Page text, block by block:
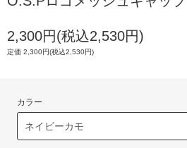
2,300円(税込2,530円)
定価 2,300円(税込2,530円)
カラー